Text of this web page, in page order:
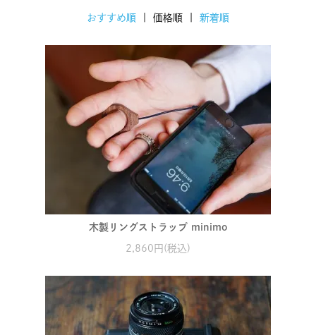
おすすめ順 | 価格順 | 新着順
木製リングストラップ minimo
2,860円(税込)